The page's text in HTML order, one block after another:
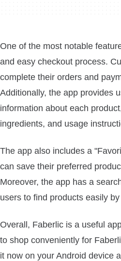
One of the most notable
and easy checkout process.
complete their orders and
Additionally, the app provides
information about each
ingredients, and usage
The app also includes a
can save their preferred
Moreover, the app has a
users to find products easily
Overall, Faberlic is a useful
to shop conveniently for
it now on your Android device